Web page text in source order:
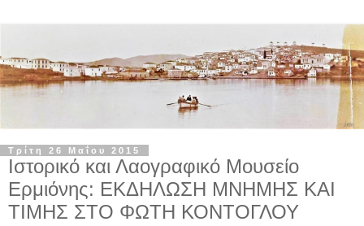
Τρίτη 26 Μαΐου 2015
Ιστορικό και Λαογραφικό Μουσείο
Ερμιόνης: ΕΚΔΗΛΩΣΗ ΜΝΗΜΗΣ ΚΑΙ
ΤΙΜΗΣ ΣΤΟ ΦΩΤΗ ΚΟΝΤΟΓΛΟΥ